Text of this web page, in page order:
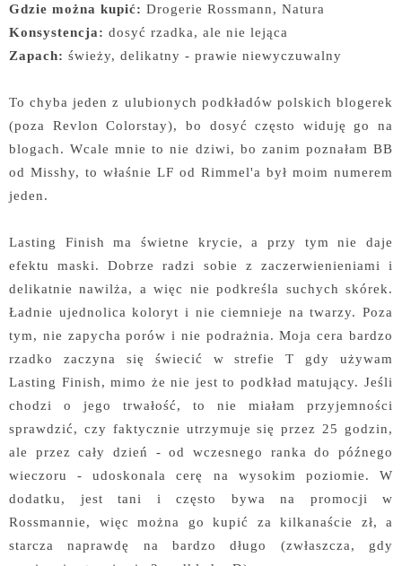
Gdzie można kupić: Drogerie Rossmann, Natura
Konsystencja: dosyć rzadka, ale nie lejąca
Zapach: świeży, delikatny - prawie niewyczuwalny
To chyba jeden z ulubionych podkładów polskich blogerek
(poza Revlon Colorstay), bo dosyć często widuję go na
blogach. Wcale mnie to nie dziwi, bo zanim poznałam BB
od Misshy, to właśnie LF od Rimmel'a był moim numerem
jeden.
Lasting Finish ma świetne krycie, a przy tym nie daje
efektu maski. Dobrze radzi sobie z zaczerwienieniami i
delikatnie nawilża, a więc nie podkreśla suchych skórek.
Ładnie ujednolica koloryt i nie ciemnieje na twarzy. Poza
tym, nie zapycha porów i nie podrażnia. Moja cera bardzo
rzadko zaczyna się świecić w strefie T gdy używam
Lasting Finish, mimo że nie jest to podkład matujący. Jeśli
chodzi o jego trwałość, to nie miałam przyjemności
sprawdzić, czy faktycznie utrzymuje się przez 25 godzin,
ale przez cały dzień - od wczesnego ranka do późnego
wieczoru - udoskonala cerę na wysokim poziomie. W
dodatku, jest tani i często bywa na promocji w
Rossmannie, więc można go kupić za kilkanaście zł, a
starcza naprawdę na bardzo długo (zwłaszcza, gdy